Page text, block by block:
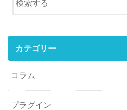
カテゴリー
コラム
プラグイン